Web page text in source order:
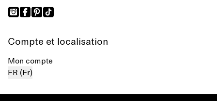
Compte et localisation
Mon compte
FR (Fr)